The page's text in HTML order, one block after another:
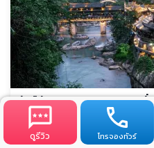
ทัวร์จีน ฉางซา หุบเขาเทวดา
อู้หนี่โจว สวรรค์แห่งมณฑลเจี
รหัสทัวร์ จำ
ดูรีวิว โทรจองทัวร์